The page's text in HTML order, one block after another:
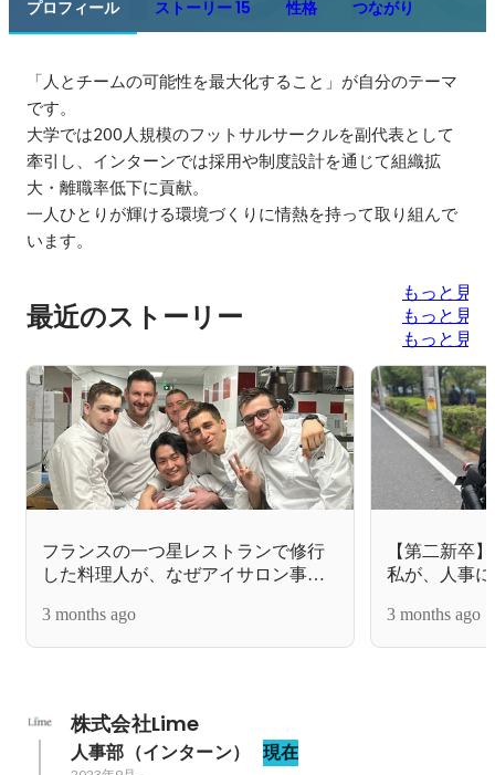
プロフィール ストーリー 15 性格 つながり
「人とチームの可能性を最大化すること」が自分のテーマ
です。
大学では200人規模のフットサルサークルを副代表として
牽引し、インターンでは採用や制度設計を通じて組織拡
大・離職率低下に貢献。
一人ひとりが輝ける環境づくりに情熱を持って取り組んで
います。
最近のストーリー
もっと見る
もっと見る
もっと見る
フランスの一つ星レストランで修行
した料理人が、なぜアイサロン事業
3 months ago
【第二新卒
私が、人事
3 months ago
株式会社Lime
人事部（インターン） 現在